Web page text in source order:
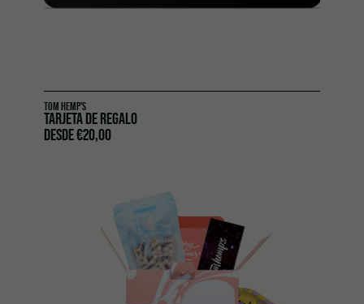
TOM HEMP'S
TARJETA DE REGALO
DESDE€20,00